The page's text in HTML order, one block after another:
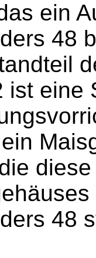
ein
48
ist eine
48